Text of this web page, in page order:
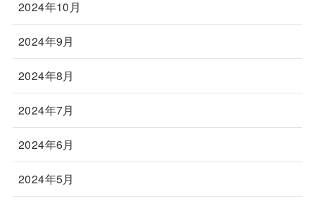
2024年10月
2024年9月
2024年8月
2024年7月
2024年6月
2024年5月